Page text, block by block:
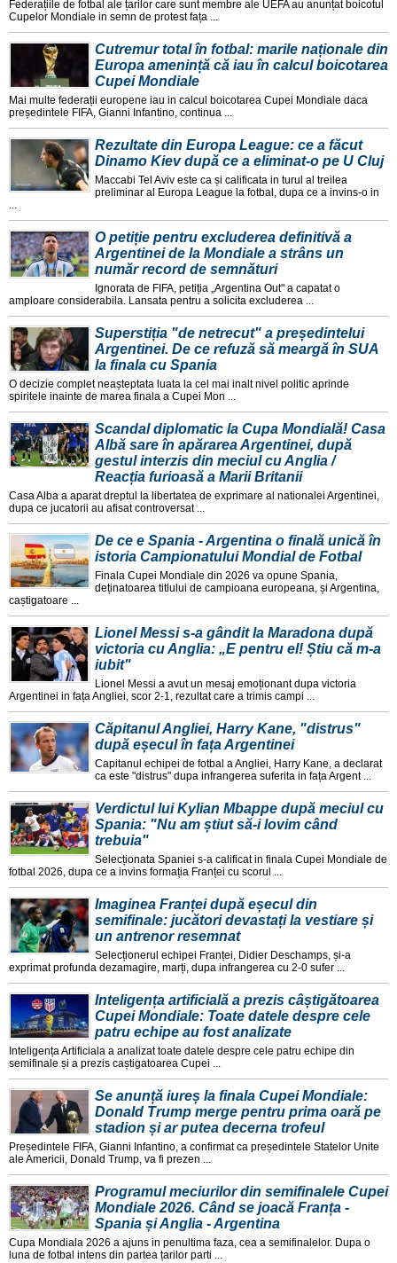
Federațiile de fotbal ale țarilor care sunt membre ale UEFA au anunțat boicotul
Cupelor Mondiale in semn de protest fața ...
Cutremur total în fotbal: marile naționale din
Europa amenință că iau în calcul boicotarea
Cupei Mondiale
Mai multe federații europene iau in calcul boicotarea Cupei Mondiale daca
președintele FIFA, Gianni Infantino, continua ...
Rezultate din Europa League: ce a făcut
Dinamo Kiev după ce a eliminat-o pe U Cluj
Maccabi Tel Aviv este ca și calificata in turul al treilea
preliminar al Europa League la fotbal, dupa ce a invins-o in
...
O petiție pentru excluderea definitivă a
Argentinei de la Mondiale a strâns un
număr record de semnături
Ignorata de FIFA, petiția „Argentina Out" a capatat o
amploare considerabila. Lansata pentru a solicita excluderea ...
Superstiția "de netrecut" a președintelui
Argentinei. De ce refuză să meargă în SUA
la finala cu Spania
O decizie complet neașteptata luata la cel mai inalt nivel politic aprinde
spiritele inainte de marea finala a Cupei Mon ...
Scandal diplomatic la Cupa Mondială! Casa
Albă sare în apărarea Argentinei, după
gestul interzis din meciul cu Anglia /
Reacția furioasă a Marii Britanii
Casa Alba a aparat dreptul la libertatea de exprimare al nationalei Argentinei,
dupa ce jucatorii au afisat controversat ...
De ce e Spania - Argentina o finală unică în
istoria Campionatului Mondial de Fotbal
Finala Cupei Mondiale din 2026 va opune Spania,
deținatoarea titlului de campioana europeana, și Argentina,
caștigatoare ...
Lionel Messi s-a gândit la Maradona după
victoria cu Anglia: „E pentru el! Știu că m-a
iubit"
Lionel Messi a avut un mesaj emoționant dupa victoria
Argentinei in fața Angliei, scor 2-1, rezultat care a trimis campi ...
Căpitanul Angliei, Harry Kane, "distrus"
după eșecul în fața Argentinei
Capitanul echipei de fotbal a Angliei, Harry Kane, a declarat
ca este "distrus" dupa infrangerea suferita in fața Argent ...
Verdictul lui Kylian Mbappe după meciul cu
Spania: "Nu am știut să-i lovim când
trebuia"
Selecționata Spaniei s-a calificat in finala Cupei Mondiale de
fotbal 2026, dupa ce a invins formația Franței cu scorul ...
Imaginea Franței după eșecul din
semifinale: jucători devastați la vestiare și
un antrenor resemnat
Selecționerul echipei Franței, Didier Deschamps, și-a
exprimat profunda dezamagire, marți, dupa infrangerea cu 2-0 sufer ...
Inteligența artificială a prezis câștigătoarea
Cupei Mondiale: Toate datele despre cele
patru echipe au fost analizate
Inteligența Artificiala a analizat toate datele despre cele patru echipe din
semifinale și a prezis caștigatoarea Cupei ...
Se anunță iureș la finala Cupei Mondiale:
Donald Trump merge pentru prima oară pe
stadion și ar putea decerna trofeul
Președintele FIFA, Gianni Infantino, a confirmat ca președintele Statelor Unite
ale Americii, Donald Trump, va fi prezen ...
Programul meciurilor din semifinalele Cupei
Mondiale 2026. Când se joacă Franța -
Spania și Anglia - Argentina
Cupa Mondiala 2026 a ajuns in penultima faza, cea a semifinalelor. Dupa o
luna de fotbal intens din partea țarilor parti ...